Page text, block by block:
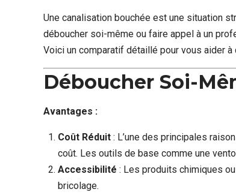
Une canalisation bouchée est une situation
déboucher soi-même ou faire appel à un
Voici un comparatif détaillé pour vous aider
Déboucher Soi-
Avantages :
Coût Réduit : L’une des principales
coût. Les outils de base comme une
Accessibilité : Les produits chimiques
bricolage.